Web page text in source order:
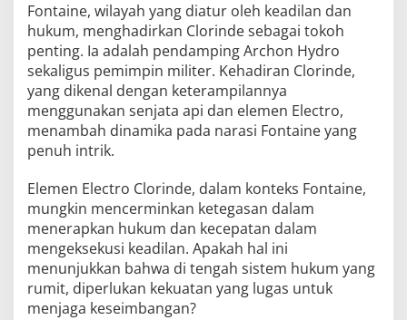
Fontaine, wilayah yang diatur oleh keadilan dan
hukum, menghadirkan Clorinde sebagai tokoh
penting. Ia adalah pendamping Archon Hydro
sekaligus pemimpin militer. Kehadiran Clorinde,
yang dikenal dengan keterampilannya
menggunakan senjata api dan elemen Electro,
menambah dinamika pada narasi Fontaine yang
penuh intrik.
Elemen Electro Clorinde, dalam konteks Fontaine,
mungkin mencerminkan ketegasan dalam
menerapkan hukum dan kecepatan dalam
mengeksekusi keadilan. Apakah hal ini
menunjukkan bahwa di tengah sistem hukum yang
rumit, diperlukan kekuatan yang lugas untuk
menjaga keseimbangan?